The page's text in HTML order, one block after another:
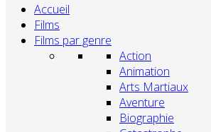
Accueil
Films
Films par genre
Action
Animation
Arts Martiaux
Aventure
Biographie